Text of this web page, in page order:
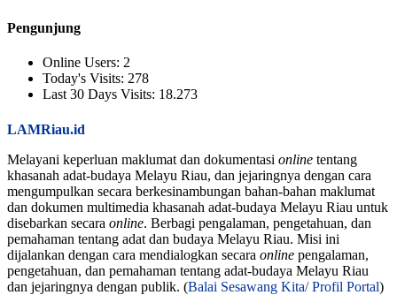
Pengunjung
Online Users: 2
Today's Visits: 278
Last 30 Days Visits: 18.273
LAMRiau.id
Melayani keperluan maklumat dan dokumentasi online tentang
khasanah adat-budaya Melayu Riau, dan jejaringnya dengan cara
mengumpulkan secara berkesinambungan bahan-bahan maklumat
dan dokumen multimedia khasanah adat-budaya Melayu Riau untuk
disebarkan secara online. Berbagi pengalaman, pengetahuan, dan
pemahaman tentang adat dan budaya Melayu Riau. Misi ini
dijalankan dengan cara mendialogkan secara online pengalaman,
pengetahuan, dan pemahaman tentang adat-budaya Melayu Riau
dan jejaringnya dengan publik. (Balai Sesawang Kita/ Profil Portal)